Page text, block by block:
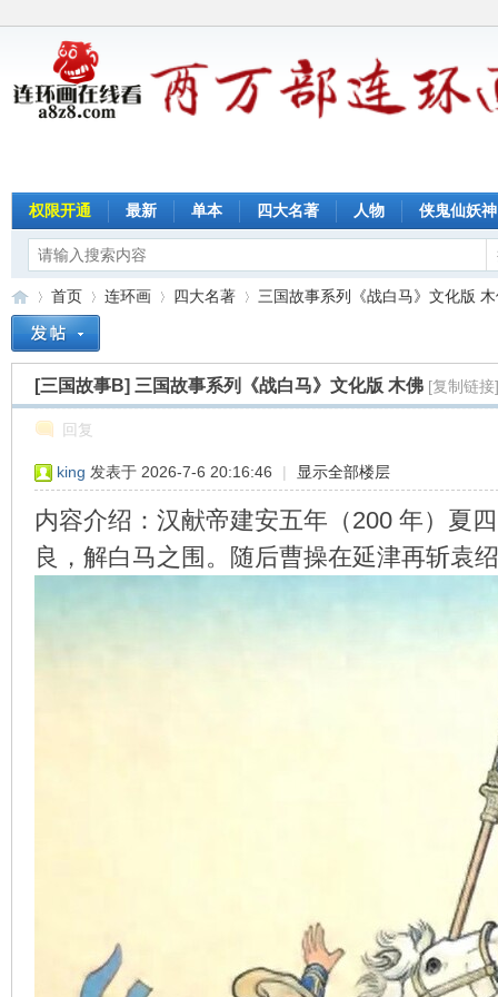
权限开通 最新 单本 四大名著 人物 侠鬼仙妖神
»
首页
›
连环画
›
四大名著
›
三国故事系列《战白马》文化版
[三国故事B] 三国故事系列《战白马》文化版 木佛 [复制链接]
回复
king 发表于 2026-7-6 20:16:46 | 显示全部楼层
内容介绍：汉献帝建安五年（200 年）夏
良，解白马之围。随后曹操在延津再斩袁